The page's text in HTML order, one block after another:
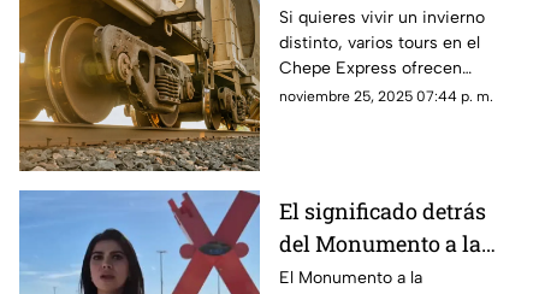
cuestan los recorridos
Si quieres vivir un invierno
distinto, varios tours en el
Chepe Express ofrecen
recorridos que combinan
noviembre 25, 2025 07:44 p. m.
El significado detrás
del Monumento a la
Mexicanidad: La "X"
El Monumento a la